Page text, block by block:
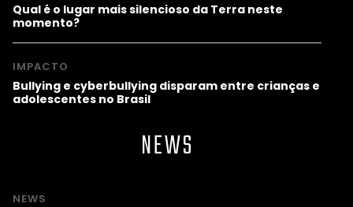
Qual é o lugar mais silencioso da Terra neste
momento?
IMPACTO
Bullying e cyberbullying disparam entre crianças e
adolescentes no Brasil
NEWS
NEWS